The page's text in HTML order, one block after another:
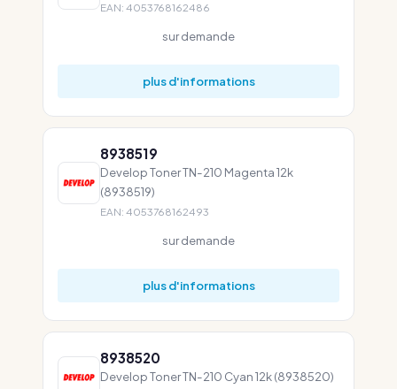
EAN: 4053768162486
sur demande
plus d'informations
8938519
Develop Toner TN-210 Magenta 12k
(8938519)
EAN: 4053768162493
sur demande
plus d'informations
8938520
Develop Toner TN-210 Cyan 12k (8938520)